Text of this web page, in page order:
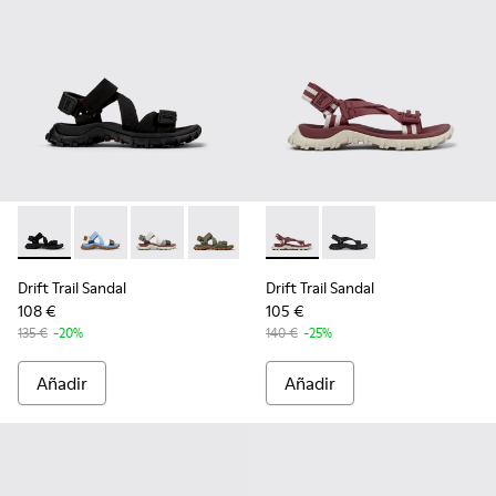
Drift Trail Sandal - K201780-001 - Sandalias negras de textil
Drift Trail Sandal - K201780-011 - Sandalias de textil
Drift Trail Sandal - K201780-009 - Sandalias
Drift Trail Sandal - K201780-005
Drift Trail Sandal - K201780-002
Drift Trail Sandal
108 €
135 € -20%
Añadir
Drift Trail Sandal -
Drift Trail Sandal -
Drift Trail Sandal
105 €
140 € -25%
Añadir